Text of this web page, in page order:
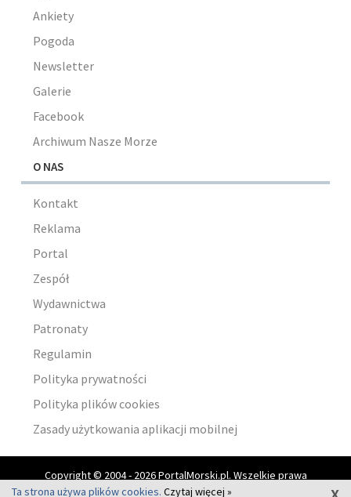
Ankiety
Pogoda
Newsletter
Galerie
Facebook
Archiwum Nasze Morze
O NAS
Kontakt
Reklama
Portal
Zespół
Wydawnictwa
Patronaty
Regulamin
Polityka prywatności
Polityka plików cookies
Zasady użytkowania aplikacji mobilnej
Copyright © 2004 - 2026 PortalMorski.pl. Wszelkie prawa
zastrzeżone.
Ta strona używa plików cookies. Czytaj więcej »